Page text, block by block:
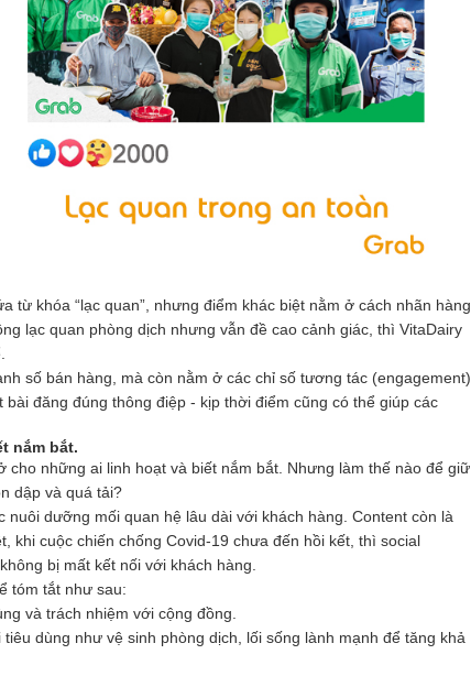
từ khóa “lạc quan”, nhưng điểm khác biệt nằm ở cách nhãn hàng
lạc quan phòng dịch nhưng vẫn đề cao cảnh giác, thì VitaDairy
số bán hàng, mà còn nằm ở các chỉ số tương tác (engagement)
đăng đúng thông điệp - kịp thời điểm cũng có thể giúp các
nắm bắt.
những ai linh hoạt và biết nắm bắt. Nhưng làm thế nào để giữ
dập và quá tải?
dưỡng mối quan hệ lâu dài với khách hàng. Content còn là
khi cuộc chiến chống Covid-19 chưa đến hồi kết, thì social
bị mất kết nối với khách hàng.
tóm tắt như sau:
và trách nhiệm với cộng đồng.
dùng như vệ sinh phòng dịch, lối sống lành mạnh để tăng khả